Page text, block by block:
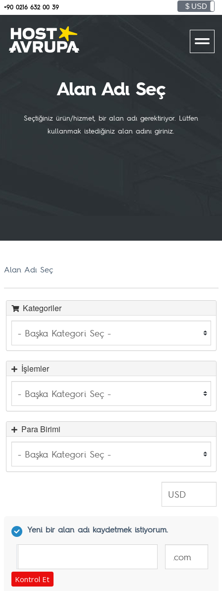
+90 0216 632 00 39 $ USD
Alan Adı Seç
Seçtiğiniz ürün/hizmet, bir alan adı gerektiriyor. Lütfen
kullanmak istediğiniz alan adını giriniz.
Alan Adı Seç
Kategoriler
İşlemler
Para Birimi
Yeni bir alan adı kaydetmek istiyorum.
Kontrol Et